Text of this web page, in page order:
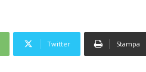
Twitter Stampa